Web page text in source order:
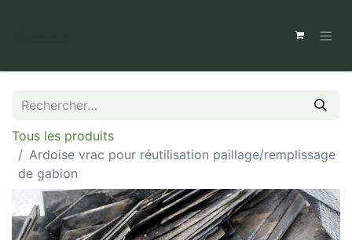
Tous les produits
Ardoise vrac pour réutilisation paillage/remplissage
de gabion